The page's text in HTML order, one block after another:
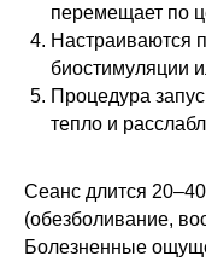
перемещает по
Настраиваются
биостимуляции
Процедура
тепло и
Сеанс длится
(обезболивание,
Болезненные